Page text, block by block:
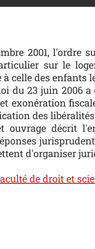
2001, l'ordre
sur le
celle des enfants
du 23 juin 2006
exonération
des
ouvrage décrit
d'organiser
de droit et